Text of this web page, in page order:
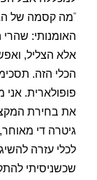
"מה קסמה של
האומנותי: שהרי
אלא הצליל,
הכלי הזה.
פופולארית.
את בחירת
גיטרה די
לכלי עזרה להשיג